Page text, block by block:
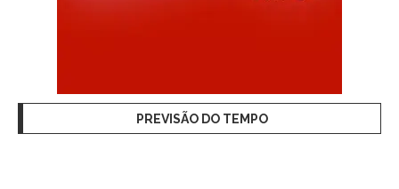
PREVISÃO DO TEMPO